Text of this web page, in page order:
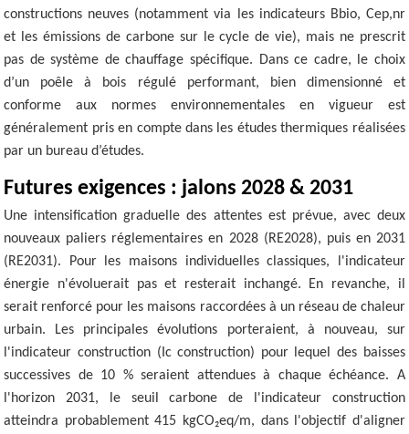
constructions neuves (notamment via les indicateurs Bbio, Cep,nr
et les émissions de carbone sur le cycle de vie), mais ne prescrit
pas de système de chauffage spécifique. Dans ce cadre, le choix
d’un poêle à bois régulé performant, bien dimensionné et
conforme aux normes environnementales en vigueur est
généralement pris en compte dans les études thermiques réalisées
par un bureau d’études.
Futures exigences : jalons 2028 & 2031
Une intensification graduelle des attentes est prévue, avec deux
nouveaux paliers réglementaires en 2028 (RE2028), puis en 2031
(RE2031). Pour les maisons individuelles classiques, l'indicateur
énergie n'évoluerait pas et resterait inchangé. En revanche, il
serait renforcé pour les maisons raccordées à un réseau de chaleur
urbain. Les principales évolutions porteraient, à nouveau, sur
l'indicateur construction (Ic construction) pour lequel des baisses
successives de 10 % seraient attendues à chaque échéance. A
l'horizon 2031, le seuil carbone de l'indicateur construction
atteindra probablement 415 kgCO₂eq/m, dans l'objectif d'aligner